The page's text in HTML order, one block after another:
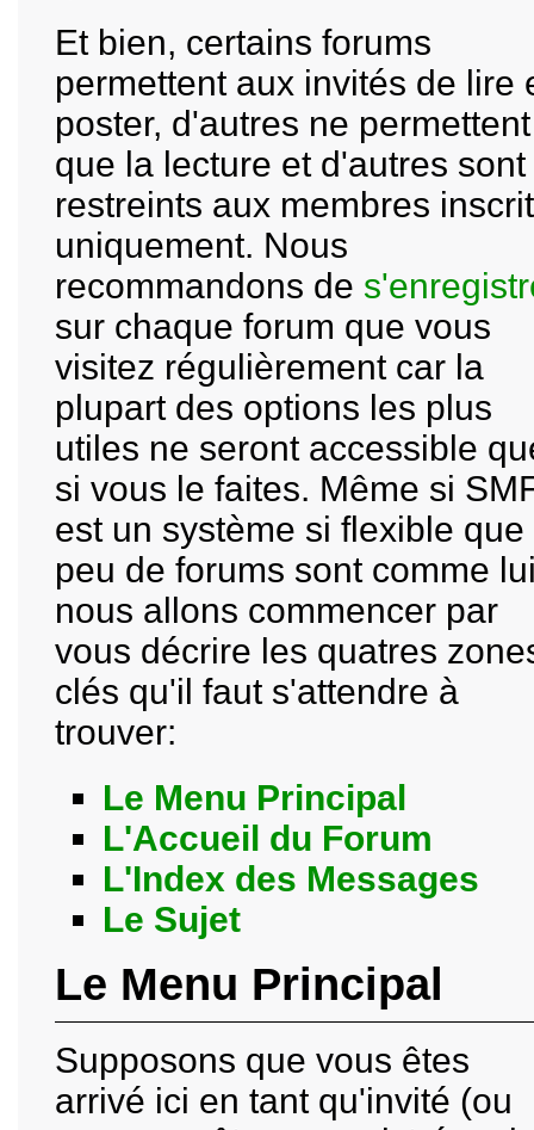
Et bien, certains forums
permettent aux invités de lire
poster, d'autres ne permettent
que la lecture et d'autres sont
restreints aux membres
uniquement. Nous
recommandons de
sur chaque forum que vous
visitez régulièrement car la
plupart des options les plus
utiles ne seront accessible
si vous le faites. Même si
est un système si flexible que
peu de forums sont comme
nous allons commencer par
vous décrire les quatres
clés qu'il faut s'attendre à
trouver:
Le Menu Principal
L'Accueil du Forum
L'Index des Messages
Le Sujet
Le Menu Principal
Supposons que vous êtes
arrivé ici en tant qu'invité (ou